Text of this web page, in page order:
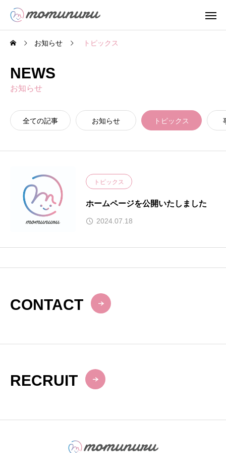
お知らせ トピックス
NEWS
お知らせ
全ての記事 お知らせ トピックス
トピックス
ホームページを公開いたしました
2024.07.18
CONTACT
RECRUIT